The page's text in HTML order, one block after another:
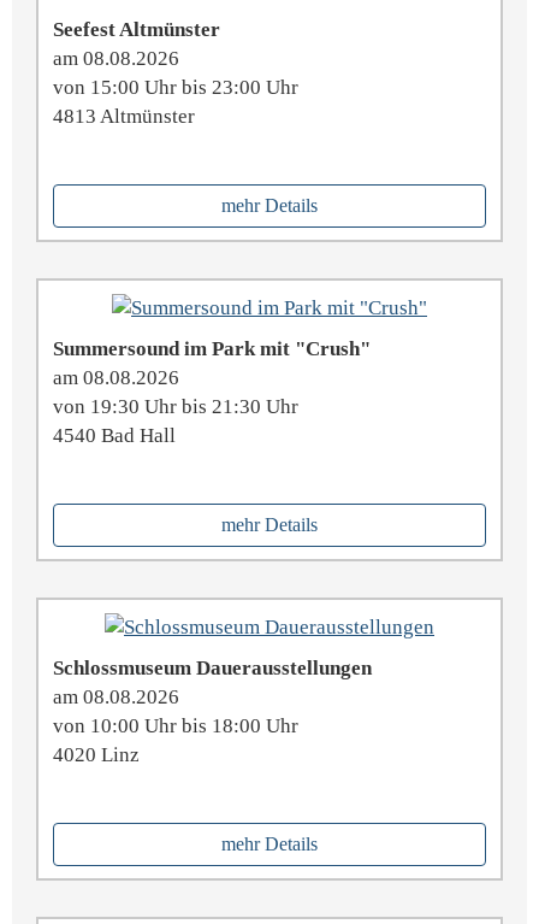
Seefest Altmünster
am 08.08.2026
von 15:00 Uhr bis 23:00 Uhr
4813 Altmünster
mehr Details
Summersound im Park mit "Crush"
am 08.08.2026
von 19:30 Uhr bis 21:30 Uhr
4540 Bad Hall
mehr Details
Schlossmuseum Dauerausstellungen
am 08.08.2026
von 10:00 Uhr bis 18:00 Uhr
4020 Linz
mehr Details